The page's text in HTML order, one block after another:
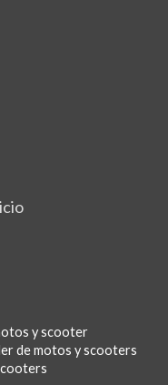
y scooter
de motos y scooters